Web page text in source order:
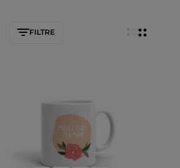
FILTRE